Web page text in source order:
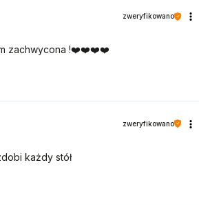
zweryfikowano
zachwycona !❤️❤️❤️❤️
zweryfikowano
każdy stół